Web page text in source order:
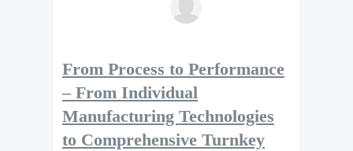
From Process to Performance
– From Individual
Manufacturing Technologies
to Comprehensive Turnkey